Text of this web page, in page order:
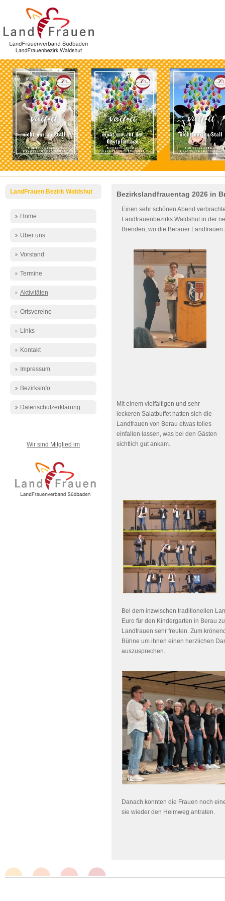
LandFrauen Bezirk Waldshut
Home
Über uns
Vorstand
Termine
Aktivitäten
Ortsvereine
Links
Kontakt
Impressum
Bezirksinfo
Datenschutzerklärung
Wir sind Mitglied im
Bezirkslandfrauentag 2026 in
Einen sehr schönen Abend
Landfrauenbezirks Waldshut in der
Brenden, wo die Berauer
Mit einem vielfältigen und sehr
leckeren Salatbuffet hatten sich die
Landfrauen von Berau etwas tolles
einfallen lassen, was bei den Gästen
sichtlich gut ankam.
Bei dem inzwischen traditionellen
Euro für den Kindergarten in Berau
Landfrauen sehr freuten. Zum
Bühne um ihnen einen herzlichen
auszusprechen.
Danach konnten die Frauen noch
sie wieder den Heimweg antraten.